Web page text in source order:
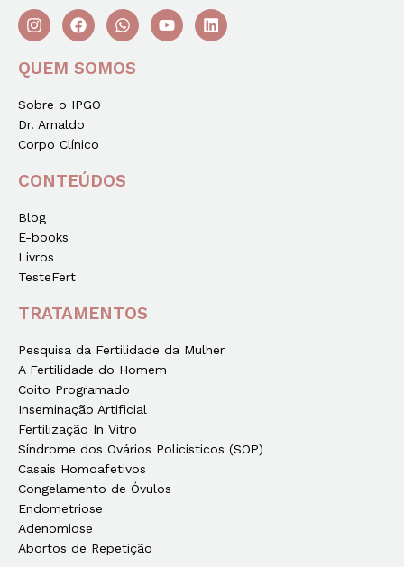
QUEM SOMOS
Sobre o IPGO
Dr. Arnaldo
Corpo Clínico
CONTEÚDOS
Blog
E-books
Livros
TesteFert
TRATAMENTOS
Pesquisa da Fertilidade da Mulher
A Fertilidade do Homem
Coito Programado
Inseminação Artificial
Fertilização In Vitro
Síndrome dos Ovários Policísticos (SOP)
Casais Homoafetivos
Congelamento de Óvulos
Endometriose
Adenomiose
Abortos de Repetição